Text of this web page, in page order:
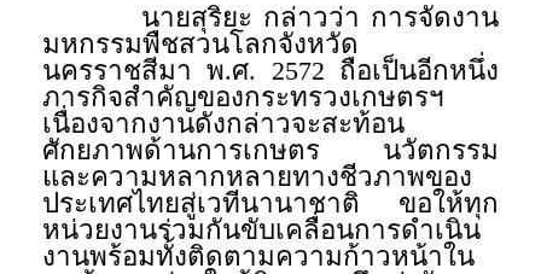
นายสุริยะ กล่าวว่า การจัดงาน
มหกรรมพืชสวนโลกจังหวัด
นครราชสีมา พ.ศ. 2572 ถือเป็นอีกหนึ่ง
ภารกิจสำคัญของกระทรวงเกษตรฯ
เนื่องจากงานดังกล่าวจะสะท้อน
ศักยภาพด้านการเกษตร นวัตกรรม
และความหลากหลายทางชีวภาพของ
ประเทศไทยสู่เวทีนานาชาติ ขอให้ทุก
หน่วยงานร่วมกันขับเคลื่อนการดำเนิน
งานพร้อมทั้งติดตามความก้าวหน้าใน